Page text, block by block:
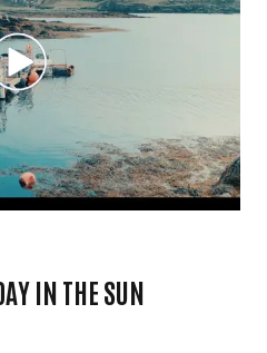
IN THE SUN